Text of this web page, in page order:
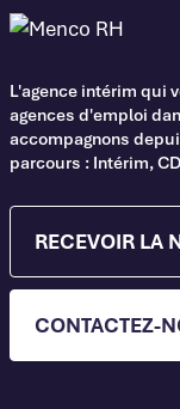
L'agence intérim qui
agences d'emploi
accompagnons
parcours : Intérim,
RECEVOIR LA
CONTACTEZ-